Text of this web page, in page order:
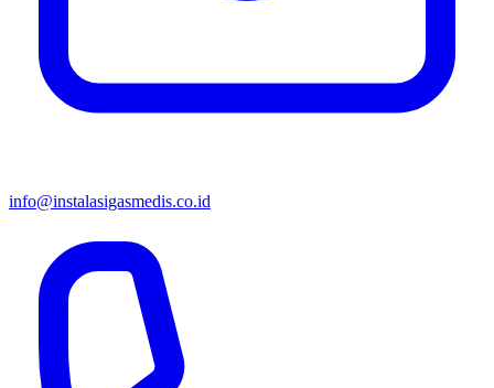
info@instalasigasmedis.co.id